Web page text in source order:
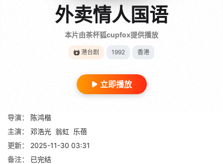
外卖情人国语
本片由茶杯狐cupfox提供播放
港台剧 1992 香港
立即播放
导演：
陈鸿楷
主演：
邓浩光 翁虹 乐蓓
更新：
2025-11-30 03:31
备注：
已完结